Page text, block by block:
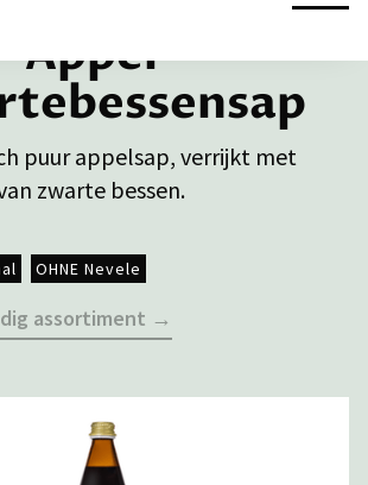
Appel-
puur appelsap, verrijkt met
zwarte bessen.
OHNE Nevele
assortiment →